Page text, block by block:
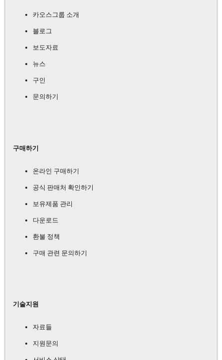
카오스그룹 소개
블로그
보도자료
뉴스
구인
문의하기
구매하기
온라인 구매하기
공식 판매처 확인하기
보유제품 관리
다운로드
환불 정책
구매 관련 문의하기
기술지원
자료들
지원문의